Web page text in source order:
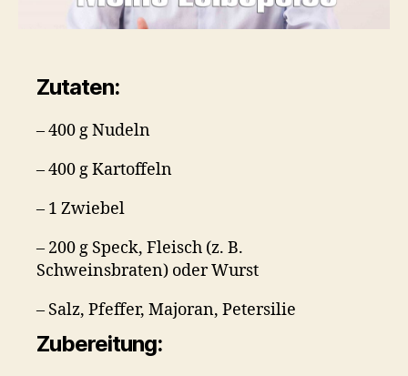
Zutaten:
– 400 g Nudeln
– 400 g Kartoffeln
– 1 Zwiebel
– 200 g Speck, Fleisch (z. B.
Schweinsbraten) oder Wurst
– Salz, Pfeffer, Majoran, Petersilie
Zubereitung: